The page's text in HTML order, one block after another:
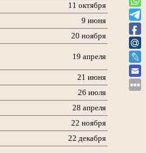
11 октября
9 июня
20 ноября
19 апреля
21 июня
26 июля
28 апреля
22 ноября
22 декабря